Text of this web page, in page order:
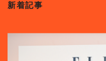
新着記事